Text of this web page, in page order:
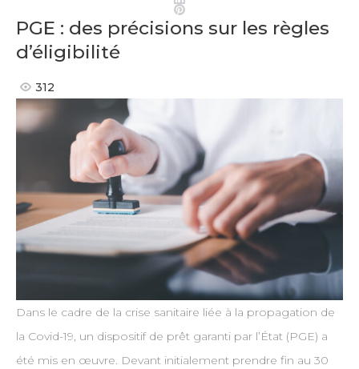
Pinterest
PGE : des précisions sur les règles
d’éligibilité
312
Dans le cadre de la crise sanitaire liée à la propagation de
la Covid-19, un dispositif de prêt garanti par l’État (PGE) a
été mis en œuvre. Devant initialement prendre fin au 30